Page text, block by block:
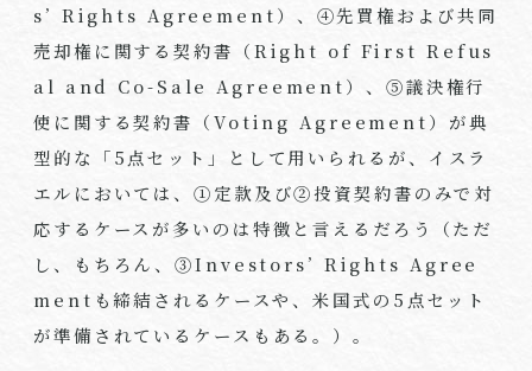
s’ Rights Agreement）、 ④先買権および共同
売却権に関する契約書（Right of First Refus
al and Co-Sale Agreement）、 ⑤議決権行
使に関する契約書（Voting Agreement）が典
型的な「5 点セット」として用いられるが、イスラ
エルにおいては、①定款及び②投資契約書のみで対
応するケースが多いのは特徴と言えるだろう（ただ
し、もちろん、③Investors’ Rights Agree
ment も締結されるケースや、米国式の 5 点セット
が準備されているケースもある。）。